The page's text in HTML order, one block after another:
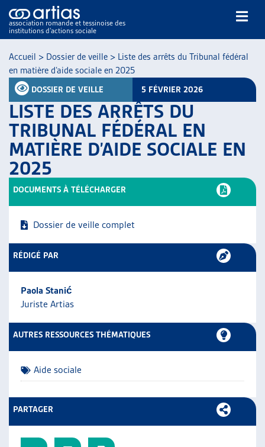
association romande et tessinoise des
institutions d’actions sociale
NOS PUBLICATIONS
ARTICLES
DOSSIERS DU MOIS
VEILLE
THÉMATIQUES
GUIDE SOCIAL ROMAND
AUTRES
L’ASSOCIATION
PROJETS ET ACTIVITÉS
JOURNÉES D’AUTOMNE
Accueil > Dossier de veille > Liste des arrêts du Tribunal fédéral
en matière d’aide sociale en 2025
DOSSIER DE VEILLE 5 FÉVRIER 2026
LISTE DES ARRÊTS DU
TRIBUNAL FÉDÉRAL EN
MATIÈRE D’AIDE SOCIALE EN
2025
DOCUMENTS À TÉLÉCHARGER
Dossier de veille complet
RÉDIGÉ PAR
Paola Stanić
Juriste Artias
AUTRES RESSOURCES THÉMATIQUES
Aide sociale
PARTAGER